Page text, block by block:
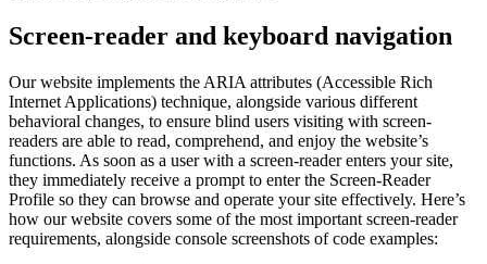
Screen-reader and keyboard navigation
Our website implements the ARIA attributes (Accessible Rich
Internet Applications) technique, alongside various different
behavioral changes, to ensure blind users visiting with screen-
readers are able to read, comprehend, and enjoy the website’s
functions. As soon as a user with a screen-reader enters your site,
they immediately receive a prompt to enter the Screen-Reader
Profile so they can browse and operate your site effectively. Here’s
how our website covers some of the most important screen-reader
requirements, alongside console screenshots of code examples: